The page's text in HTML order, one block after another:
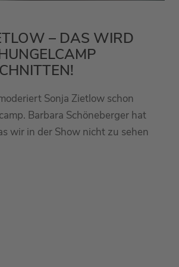
– DAS WIRD
Sonja Zietlow schon
Barbara Schöneberger hat
wir in der Show nicht zu sehen